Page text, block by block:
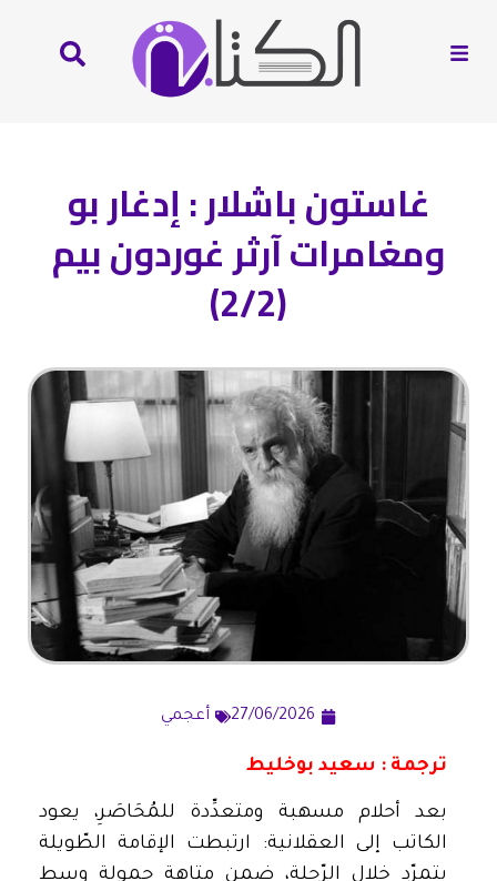
غاستون باشلار : إدغار بو
ومغامرات آرثر غوردون بيم
(2/2)
27/06/2026 أعجمي
ترجمة : سعيد بوخليط
بعد أحلام مسهبة ومتعدِّدة للمُحَاصَرِ، يعود
الكاتب إلى العقلانية: ارتبطت الإقامة الطّويلة
بتمرّد خلال الرّحلة، ضمن متاهة حمولة وسط